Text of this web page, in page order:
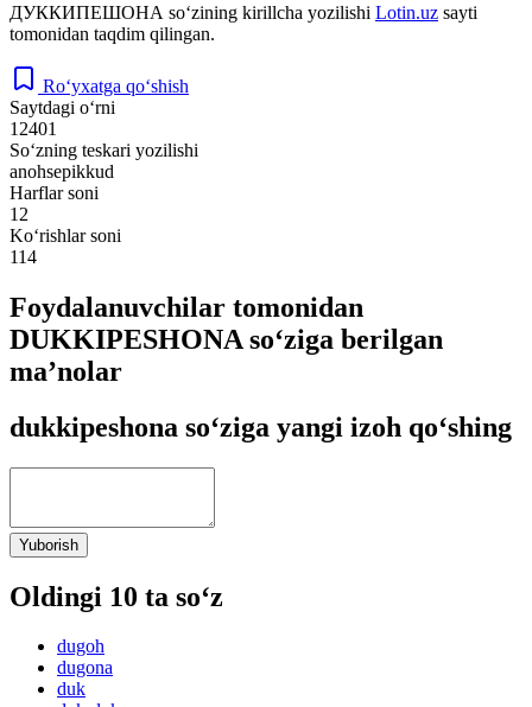
ДУККИПЕШОНА so‘zining kirillcha yozilishi Lotin.uz sayti
tomonidan taqdim qilingan.
Ro‘yxatga qo‘shish
Saytdagi o‘rni
12401
So‘zning teskari yozilishi
anohsepikkud
Harflar soni
12
Ko‘rishlar soni
114
Foydalanuvchilar tomonidan
DUKKIPESHONA so‘ziga berilgan
ma’nolar
dukkipeshona so‘ziga yangi izoh qo‘shing
Yuborish
Oldingi 10 ta so‘z
dugoh
dugona
duk